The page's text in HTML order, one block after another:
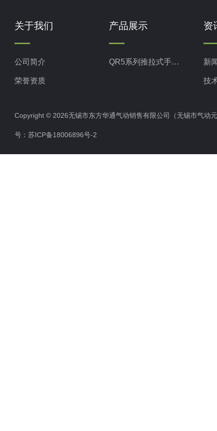
关于我们
公司简介
荣誉资质
产品展示
QR5系列推拉式手动换向阀
资
新
技
Copyright © 2026无锡市东方华通气动销售有限公司（无锡市气
号： 苏ICP备18006896号-2